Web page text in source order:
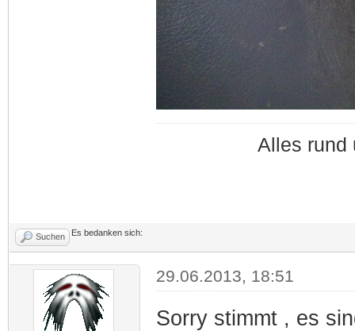
Alles
Suchen Es bedanken sich:
29.06.2013, 18:51
Sorry stimmt , es